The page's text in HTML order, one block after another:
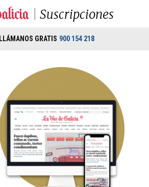
Suscripciones
LLÁMANOS GRATIS 900 154 218